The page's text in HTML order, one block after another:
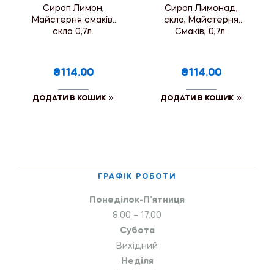
Сироп Лимон,
Майстерня смаків,
скло 0,7л.
₴114.00
ДОДАТИ В КОШИК
Сироп Лимонад,
скло, Майстерня
Смаків, 0,7л.
₴114.00
ДОДАТИ В КОШИК
ГРАФІК РОБОТИ
Понеділок-П’ятниця
8.00 – 17.00
Субота
Вихідний
Неділя